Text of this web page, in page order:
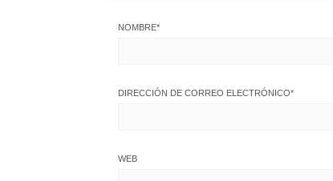
NOMBRE*
DIRECCIÓN DE CORREO ELECTRÓNICO*
WEB